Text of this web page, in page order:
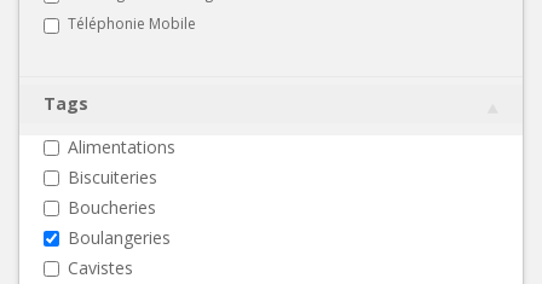
Téléphonie Mobile
Tags
Alimentations
Biscuiteries
Boucheries
Boulangeries
Cavistes